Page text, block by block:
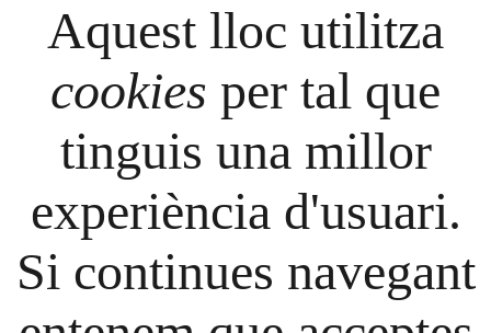
Aquest lloc utilitza
cookies per tal que
tinguis una millor
experiència d'usuari.
Si continues navegant